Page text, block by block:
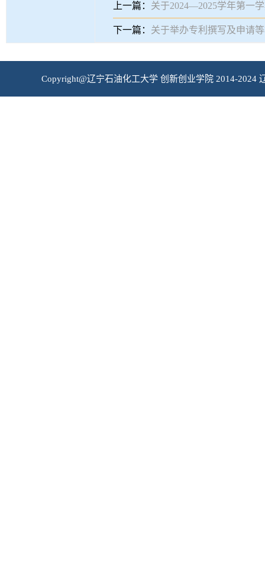
上一篇： 关于2024—2025学年第一
下一篇： 关于举办专利撰写及申请
Copyright@辽宁石油化工大学 创新创业学院 2014-2024